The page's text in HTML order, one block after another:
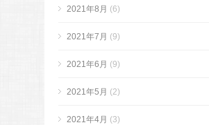
2021年8月 (6)
2021年7月 (9)
2021年6月 (9)
2021年5月 (2)
2021年4月 (3)